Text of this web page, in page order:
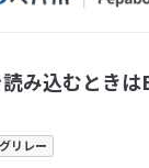
読み込むとき
リレー